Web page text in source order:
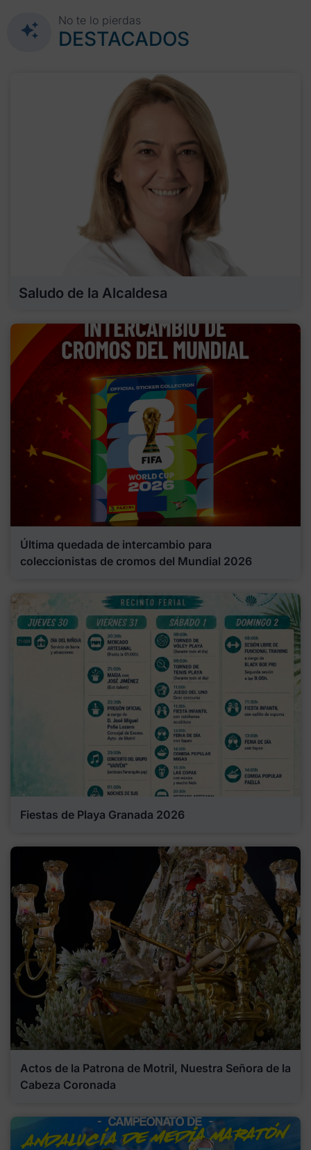
No te lo pierdas
DESTACADOS
Saludo de la Alcaldesa
Última quedada de intercambio para
coleccionistas de cromos del Mundial 2026
Fiestas de Playa Granada 2026
Actos de la Patrona de Motril, Nuestra Señora de la
Cabeza Coronada